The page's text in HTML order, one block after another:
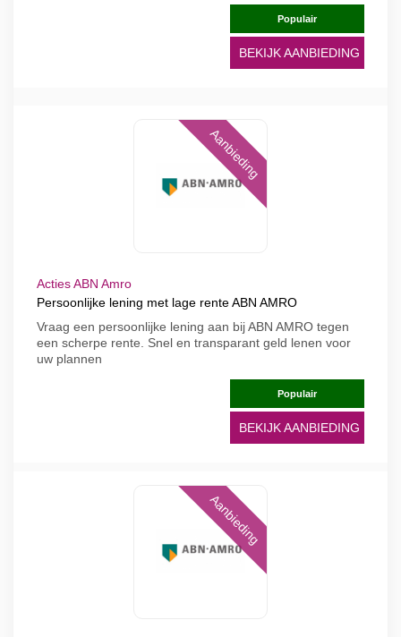
Populair
BEKIJK AANBIEDING
Aanbieding
Acties ABN Amro
Persoonlijke lening met lage rente ABN AMRO
Vraag een persoonlijke lening aan bij ABN AMRO tegen
een scherpe rente. Snel en transparant geld lenen voor
uw plannen
Populair
BEKIJK AANBIEDING
Aanbieding